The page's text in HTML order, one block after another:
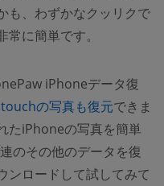
も、わずかなクッリクで
に簡単です。
iPhoneデータ復
の写真も復元できま
たiPhoneの写真を簡単
のその他のデータを復
ンロードして試してみて